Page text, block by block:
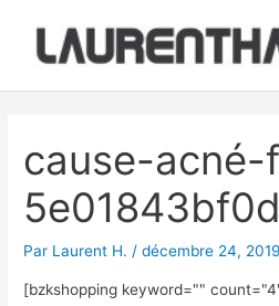
contenu
cause-acné-
Par Laurent H. /décembre 24, 2019
[bzkshopping keyword=""
articles